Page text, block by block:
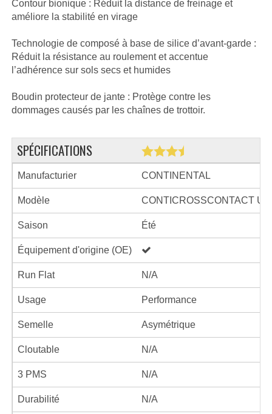
Contour bionique : Réduit la distance de freinage et
améliore la stabilité en virage
Technologie de composé à base de silice d’avant-garde :
Réduit la résistance au roulement et accentue
l’adhérence sur sols secs et humides
Boudin protecteur de jante : Protège contre les
dommages causés par les chaînes de trottoir.
SPÉCIFICATIONS
Manufacturier CONTINENTAL
Modèle CONTICROSSCONTACT
Saison Été
Équipement d'origine (OE)
Run Flat N/A
Usage Performance
Semelle Asymétrique
Cloutable N/A
3 PMS N/A
Durabilité N/A